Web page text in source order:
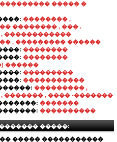
����� �
�������� ,
�������� , ��� .
������������
, ��������� ������
��������
��������
������
���������
�����������
��������� ,
������� , ���� -�������
�������
����������
�����:
����� �����������